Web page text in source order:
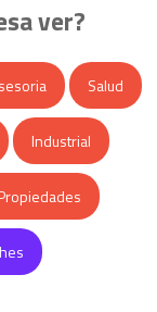
ver?
Salud
Industrial